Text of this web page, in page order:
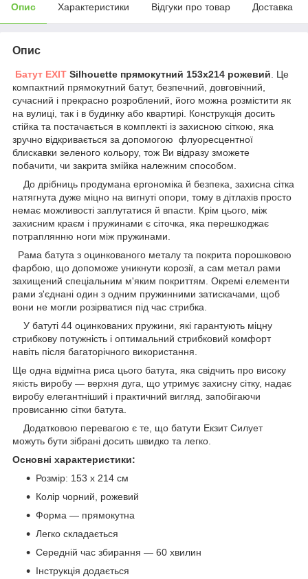
Опис Характеристики Відгуки про товар Доставка
Опис
Батут EXIT Silhouette прямокутний 153x214 рожевий . Це
компактний прямокутний батут, безпечний, довговічний,
сучасний і прекрасно розроблений, його можна розмістити як
на вулиці, так і в будинку або квартирі. Конструкція досить
стійка та постачається в комплекті із захисною сіткою, яка
зручно відкривається за допомогою флуоресцентної
блискавки зеленого кольору, тож Ви відразу зможете
побачити, чи закрита змійка належним способом.
До дрібниць продумана ергономіка й безпека, захисна сітка
натягнута дуже міцно на вигнуті опори, тому в дітлахів просто
немає можливості заплутатися й впасти. Крім цього, між
захисним краєм і пружинами є сіточка, яка перешкоджає
потраплянню ноги між пружинами.
Рама батута з оцинкованого металу та покрита порошковою
фарбою, що допоможе уникнути корозії, а сам метал рами
захищений спеціальним м'яким покриттям. Окремі елементи
рами з'єднані один з одним пружинними затискачами, щоб
вони не могли розірватися під час стрибка.
У батуті 44 оцинкованих пружини, які гарантують міцну
стрибкову потужність і оптимальний стрибковий комфорт
навіть після багаторічного використання.
Ще одна відмітна риса цього батута, яка свідчить про високу
якість виробу — верхня дуга, що утримує захисну сітку, надає
виробу елегантніший і практичний вигляд, запобігаючи
провисанню сітки батута.
Додатковою перевагою є те, що батути Екзит Силует
можуть бути зібрані досить швидко та легко.
Основні характеристики:
Розмір: 153 х 214 см
Колір чорний, рожевий
Форма — прямокутна
Легко складається
Середній час збирання — 60 хвилин
Інструкція додається